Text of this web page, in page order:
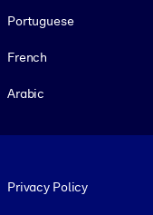
Portuguese
French
Arabic
Privacy Policy